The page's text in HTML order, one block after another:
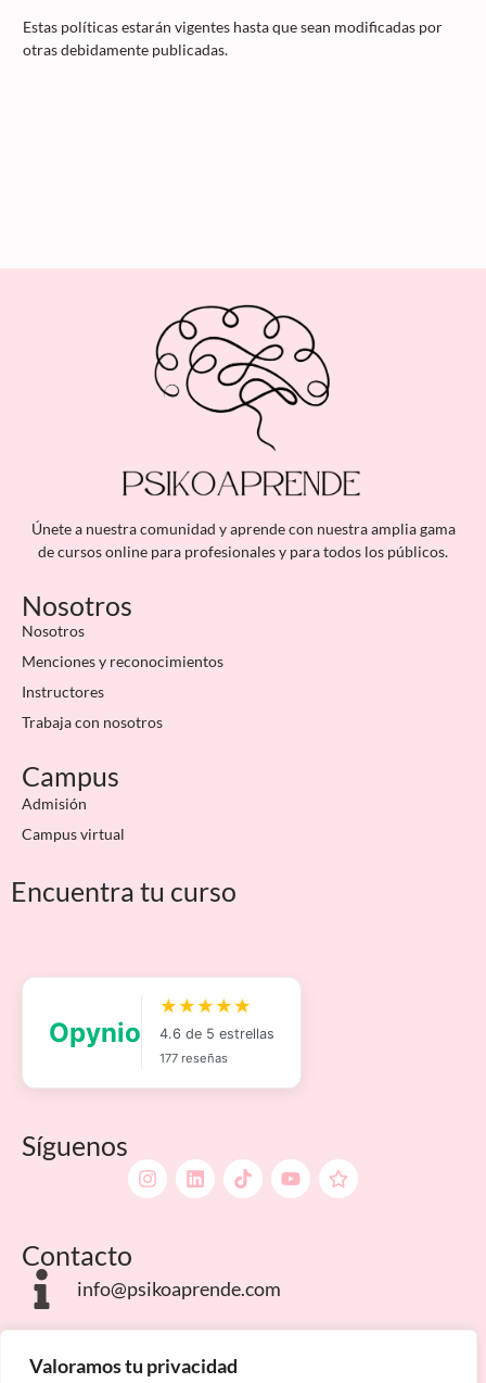
Valoramos tu privacidad
Estas políticas estarán vigentes hasta que sean modificadas por
otras debidamente publicadas.
Únete a nuestra comunidad y aprende con nuestra amplia gama
de cursos online para profesionales y para todos los públicos.
Nosotros
Nosotros
Menciones y reconocimientos
Instructores
Trabaja con nosotros
Campus
Admisión
Campus virtual
Encuentra tu curso
Síguenos
Contacto
info@psikoaprende.com
Campus Internacionales